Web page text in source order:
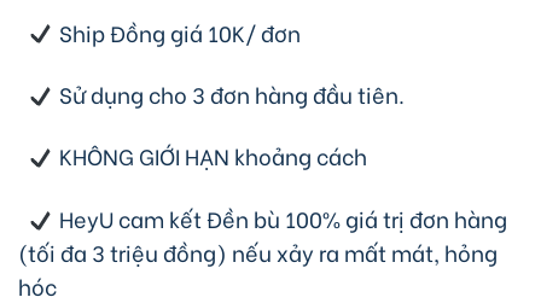
Ship Đồng giá 10K/ đơn
Sử dụng cho 3 đơn hàng đầu tiên.
KHÔNG GIỚI HẠN khoảng cách
HeyU cam kết Đền bù 100% giá trị đơn hàng
(tối đa 3 triệu đồng) nếu xảy ra mất mát, hỏng
hóc